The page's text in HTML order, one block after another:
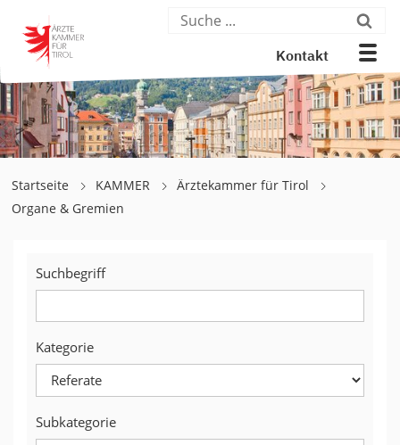
Kontakt
Startseite KAMMER
Ärztekammer für Tirol
Organe & Gremien
Suchbegriff
Kategorie
Subkategorie